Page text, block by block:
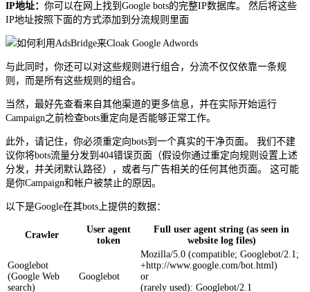
IP地址： 你可以在网上找到Google bots的完整IP数据库。 然后将这些
IP地址按照下面的方式添加到分流规则里面
与此同时，你还可以对这些规则进行组合，分流不仅仅依靠一条规
则，而是所有这些规则的组合。
当然，最好先查看来自其他渠道的更多信息，并在实际开始运行
Campaign之前检查bots重定向是否能够正常工作。
此外，请记住，你必须重定向bots到一个真实的干净页面。 我们不建
议你将bots流量分发到404错误页面（假设你通过重定向规则设置上述
分发，并关闭默认路径），或者与广告相关的任何其他页面。 这可能
是你Campaign和帐户被禁止的原因。
以下是Google在其bots上提供的数据：
Crawler
User agent
token
Full user agent string (as seen in
website log files)
Googlebot
(Google Web
search)
Googlebot
Mozilla/5.0 (compatible; Googlebot/2.1;
+http://www.google.com/bot.html)
or
(rarely used): Googlebot/2.1